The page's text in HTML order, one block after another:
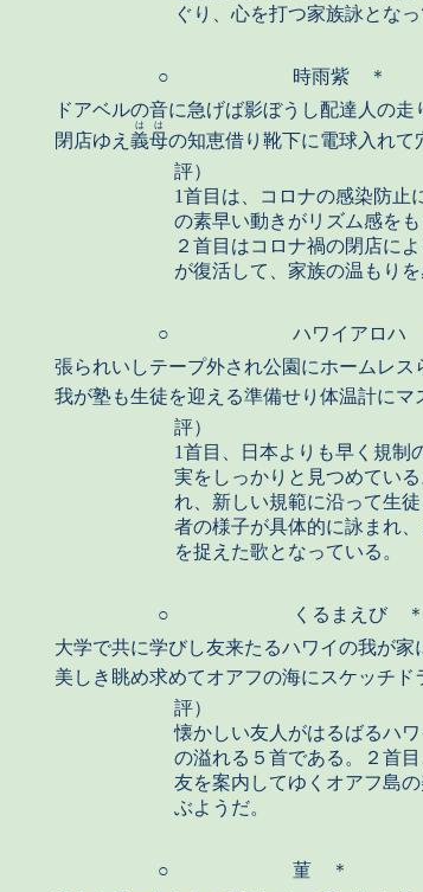
ぐり、心を打つ家族詠となっ
○
時雨紫 ＊
ドアベルの音に急げば影ぼうし配達人の走
閉店ゆえ 義母
はは
の知恵借り靴下に電球入れて
評）
1首目は、コロナの感染防止
の素早い動きがリズム感をも
２首目はコロナ禍の閉店に
が復活して、家族の温もりを
○
ハワイアロハ
張られいしテープ外され公園にホームレス
我が塾も生徒を迎える準備せり体温計にマ
評）
1首目、日本よりも早く規制
実をしっかりと見つめてい
れ、新しい規範に沿って生
者の様子が具体的に詠まれ
を捉えた歌となっている。
○
くるまえび ＊
大学で共に学びし友来たるハワイの我が家
美しき眺め求めてオアフの海にスケッチド
評）
懐かしい友人がはるばるハ
の溢れる５首である。２首
友を案内してゆくオアフ島
ぶようだ。
○
菫 ＊